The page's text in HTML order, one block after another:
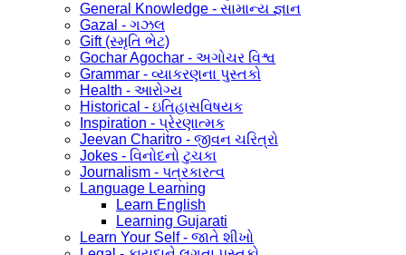
General Knowledge - સામાન્ય જ્ઞાન
Gazal - ગઝલ
Gift (સ્મૃતિ ભેટ)
Gochar Agochar - અગોચર વિશ્વ
Grammar - વ્યાકરણના પુસ્તકો
Health - આરોગ્ય
Historical - ઇતિહાસવિષયક
Inspiration - પ્રેરણાત્મક
Jeevan Charitro - જીવન ચરિત્રો
Jokes - વિનોદનો ટુચકા
Journalism - પત્રકારત્વ
Language Learning
Learn English
Learning Gujarati
Learn Your Self - જાતે શીખો